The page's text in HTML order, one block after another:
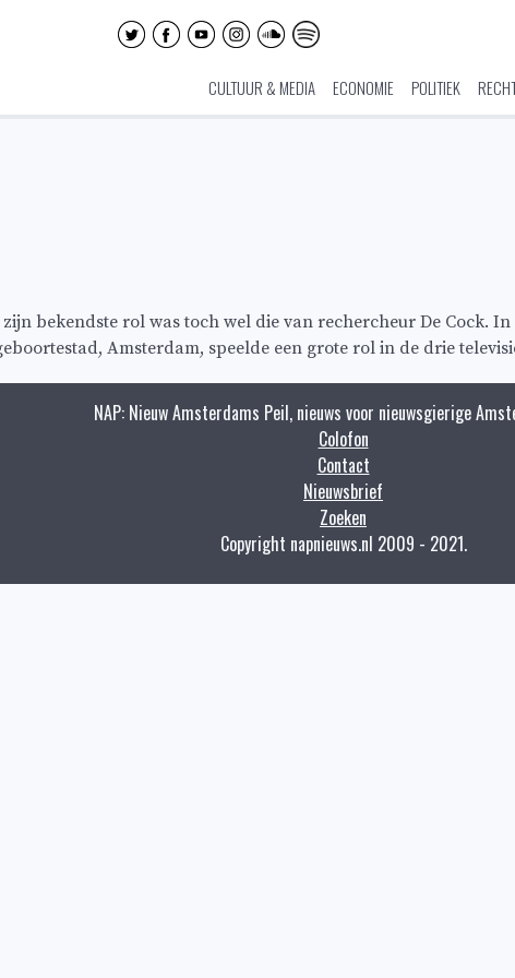
CULTUUR & MEDIA ECONOMIE POLITIEK
bekendste rol was toch wel die van rechercheur De Cock.
Amsterdam, speelde een grote rol in de drie
NAP: Nieuw Amsterdams Peil, nieuws voor nieuwsgierige
Colofon
Contact
Nieuwsbrief
Zoeken
Copyright napnieuws.nl 2009 - 2021.